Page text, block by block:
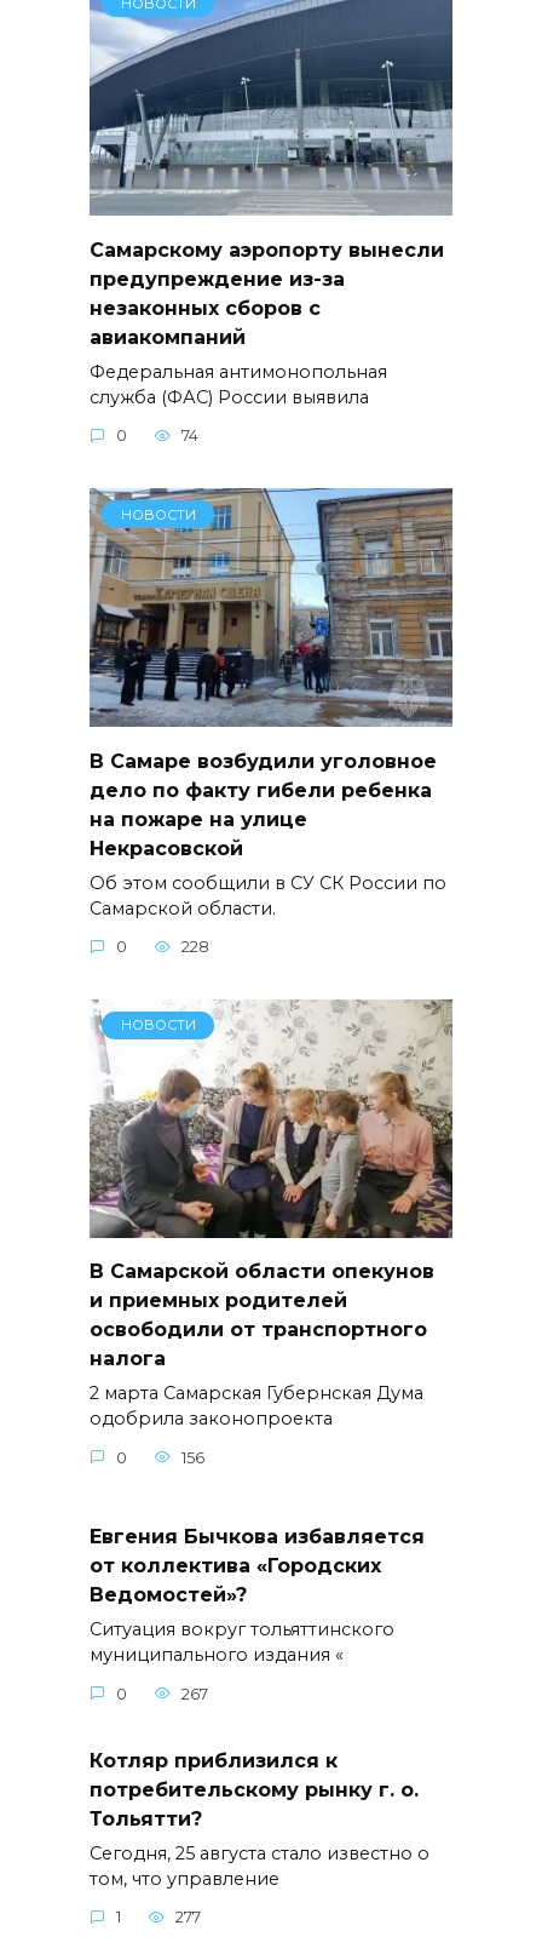
Самарскому аэропорту вынесли
предупреждение из-за
незаконных сборов с
авиакомпаний
Федеральная антимонопольная
служба (ФАС) России выявила
0 74
НОВОСТИ
В Самаре возбудили уголовное
дело по факту гибели ребенка
на пожаре на улице
Некрасовской
Об этом сообщили в СУ СК России по
Самарской области.
0 228
НОВОСТИ
В Самарской области опекунов
и приемных родителей
освободили от транспортного
налога
2 марта Самарская Губернская Дума
одобрила законопроекта
0 156
Евгения Бычкова избавляется
от коллектива «Городских
Ведомостей»?
Ситуация вокруг тольяттинского
муниципального издания «
0 267
Котляр приблизился к
потребительскому рынку г. о.
Тольятти?
Сегодня, 25 августа стало известно о
том, что управление
1 277